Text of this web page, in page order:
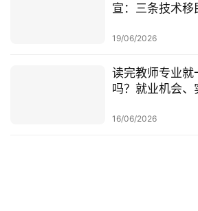
宣：三条技术移
查一次梳理
19/06/2026
读完教师专业就
吗？就业机会
16/06/2026